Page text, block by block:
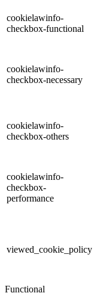
cookielawinfo-
checkbox-functional
cookielawinfo-
checkbox-necessary
cookielawinfo-
checkbox-others
cookielawinfo-
checkbox-
performance
viewed_cookie_policy
Functional